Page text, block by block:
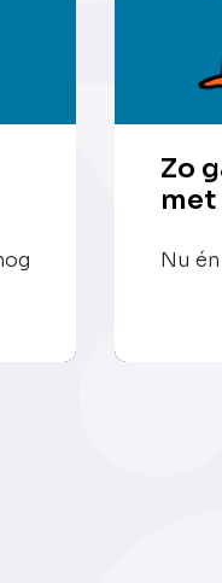
Zo
Nu